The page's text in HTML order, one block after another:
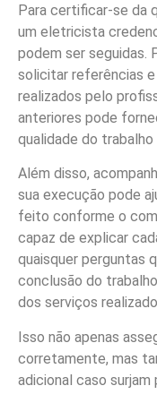
Para certificar-se da
um eletricista
podem ser seguidas.
solicitar referências
realizados pelo
anteriores pode
qualidade do
Além disso,
sua execução pode
feito conforme o
capaz de explicar
quaisquer perguntas
conclusão do
dos serviços
Isso não apenas
corretamente, mas
adicional caso surjam